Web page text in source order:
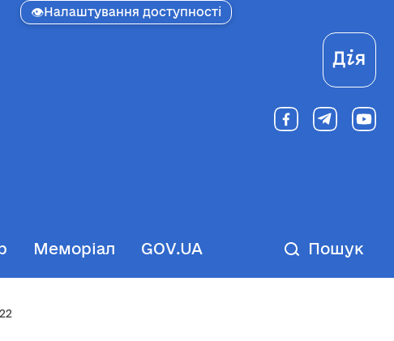
👁Налаштування доступності
Меморіал GOV.UA Пошук